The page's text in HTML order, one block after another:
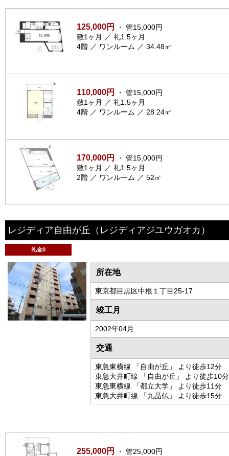
125,000円
・ 管15,000円
敷1ヶ月 ／ 礼1.5ヶ月
4階 ／ ワンルーム ／ 34.48㎡
110,000円
・ 管15,000円
敷1ヶ月 ／ 礼1.5ヶ月
4階 ／ ワンルーム ／ 28.24㎡
170,000円
・ 管15,000円
敷1ヶ月 ／ 礼1.5ヶ月
2階 ／ ワンルーム ／ 52㎡
レジディア自由が丘 （レジディアジユウガオカ）
礼金0
所在地
東京都目黒区中根１丁目25-17
竣工月
2002年04月
交通
東急東横線 「自由が丘」 より徒歩12分
東急大井町線 「自由が丘」 より徒歩10分
東急東横線 「都立大学」 より徒歩11分
東急大井町線 「九品仏」 より徒歩15分
255,000円
・ 管25,000円